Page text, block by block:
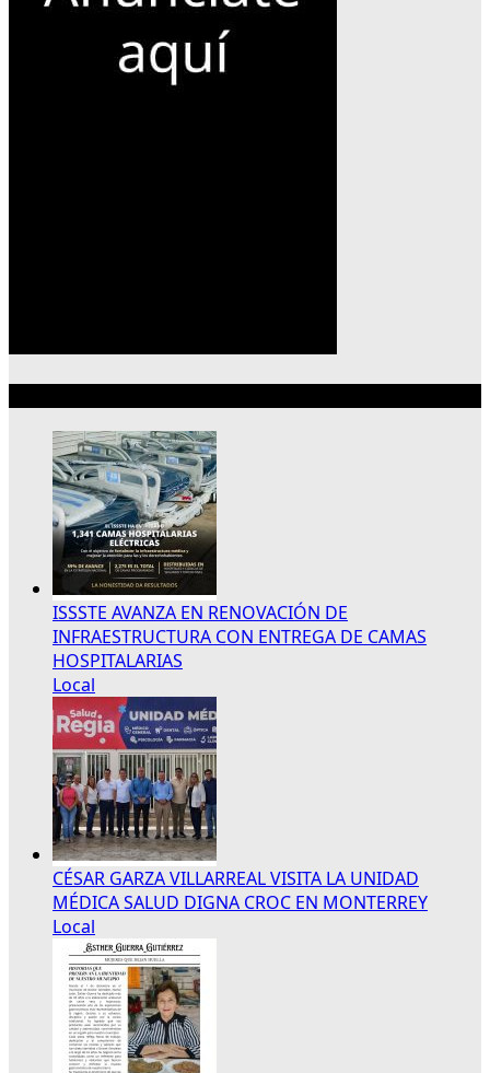
ISSSTE AVANZA EN RENOVACIÓN DE
INFRAESTRUCTURA CON ENTREGA DE CAMAS
HOSPITALARIAS
Local
CÉSAR GARZA VILLARREAL VISITA LA UNIDAD
MÉDICA SALUD DIGNA CROC EN MONTERREY
Local